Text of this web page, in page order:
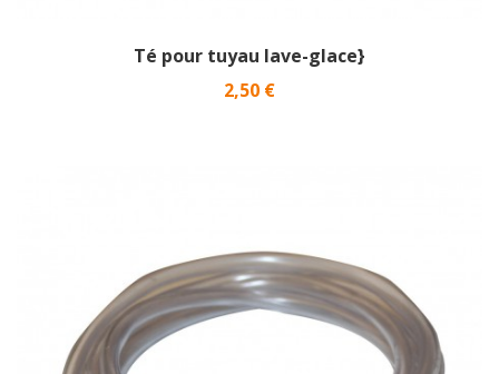
Té pour tuyau lave-glace}
Prix
2,50 €